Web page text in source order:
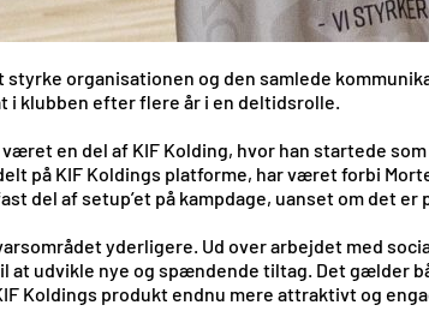
organisationen og den samlede
i klubben efter flere år i en deltidsrolle.
en del af KIF Kolding, hvor han startede
på KIF Koldings platforme, har været forbi
del af setup’et på kampdage, uanset om det
yderligere. Ud over arbejdet med
at udvikle nye og spændende tiltag. Det gælder
Koldings produkt endnu mere attraktivt og